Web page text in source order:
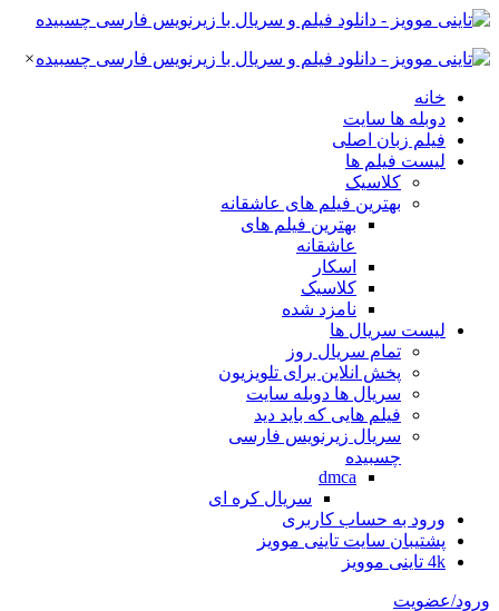
×
خانه
دوبله ها سایت
فیلم زبان اصلی
لیست فیلم ها
کلاسیک
بهترین فیلم های عاشقانه
بهترین فیلم های
عاشقانه
اسکار
کلاسیک
نامزد شده
لیست سریال ها
تمام سریال روز
پخش انلاین برای تلویزیون
سریال ها دوبله سایت
فیلم هایی که باید دید
سریال زیرنویس فارسی
چسبیده
dmca
سریال کره ای
ورود به حساب کاربری
پشتیبان سایت تاینی موویز
4k تاینی موویز
ورود/عضویت